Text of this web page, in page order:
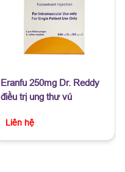
Eranfu 250mg Dr. Reddy
điều trị ung thư vú
Liên hệ